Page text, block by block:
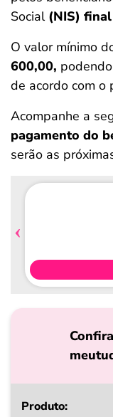
Social(NIS) final
O valor mínimo
600,00,
de acordo com o
Acompanhe a
pagamento do
serão as
Produto